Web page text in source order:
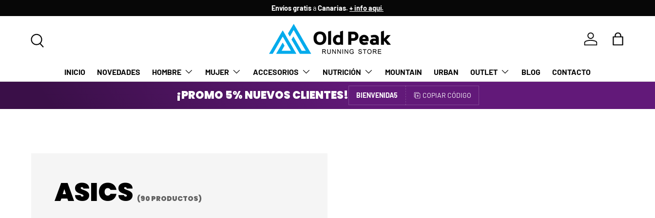
IR AL CONTENIDO
Envíos gratisaCanarias. + info aquí.
Iniciar sesión
Bolsa
INICIO NOVEDADES HOMBRE MUJER ACCESORIOS NUTRICIÓN MOUNTAIN URBAN OUTLET BLOG CONTACTO
¡PROMO 5% NUEVOS CLIENTES! BIENVENIDA5 COPIAR CÓDIGO
ASICS (90 PRODUCTOS)